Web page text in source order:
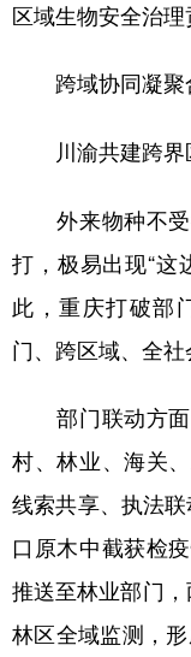
区域生物安全治理
跨域协同凝聚
川渝共建跨界
外来物种不受
打，极易出现“这
此，重庆打破部
门、跨区域、全社
部门联动方面
村、林业、海关
线索共享、执法
口原木中截获检
推送至林业部门
林区全域监测，